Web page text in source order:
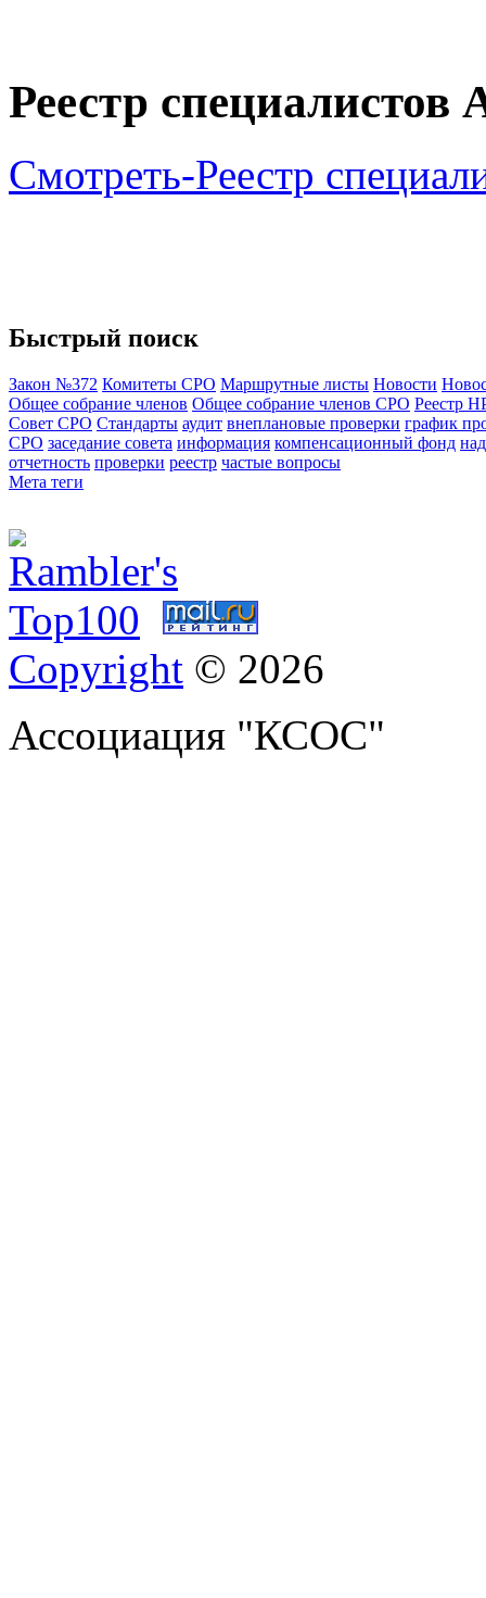
Реестр
Смотреть-Реестр
Быстрый поиск
Закон №372 Комитеты СРО Маршрутные листы Новости
Общее собрание членов Общее собрание членов СРО Реестр
Совет СРО Стандарты аудит внеплановые проверки график
СРО заседание совета информация компенсационный фонд
отчетность проверки реестр частые вопросы
Мета теги
Copyright © 2026
Ассоциация "КСОС"